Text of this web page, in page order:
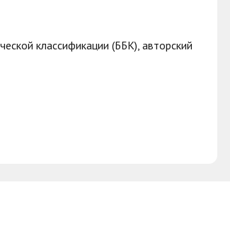
классификации (ББК), авторский